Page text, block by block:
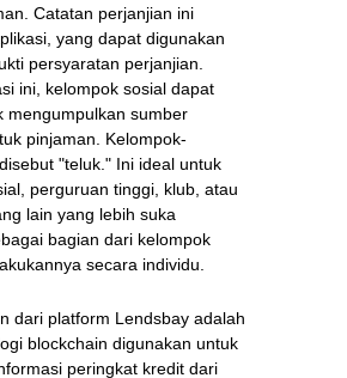
Catatan perjanjian ini
yang dapat digunakan
persyaratan perjanjian.
ini, kelompok sosial dapat
mengumpulkan sumber
pinjaman. Kelompok-
"teluk." Ini ideal untuk
perguruan tinggi, klub, atau
lain yang lebih suka
bagian dari kelompok
secara individu.
dari platform Lendsbay adalah
blockchain digunakan untuk
peringkat kredit dari